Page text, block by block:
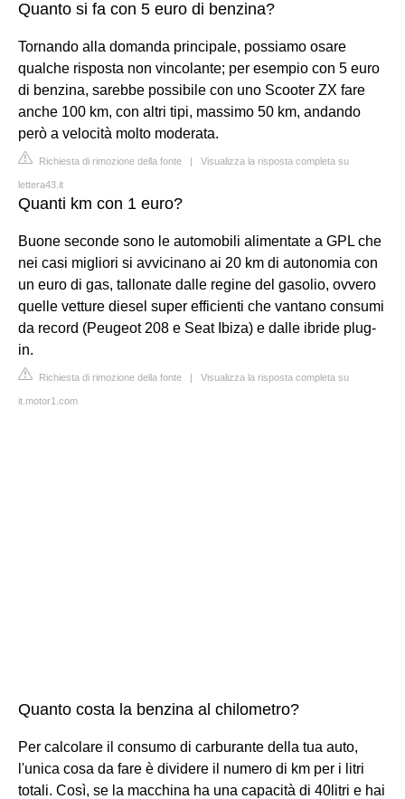
Quanto si fa con 5 euro di benzina?
Tornando alla domanda principale, possiamo osare
qualche risposta non vincolante; per esempio con 5 euro
di benzina, sarebbe possibile con uno Scooter ZX fare
anche 100 km, con altri tipi, massimo 50 km, andando
però a velocità molto moderata.
Richiesta di rimozione della fonte | Visualizza la risposta completa su
lettera43.it
Quanti km con 1 euro?
Buone seconde sono le automobili alimentate a GPL che
nei casi migliori si avvicinano ai 20 km di autonomia con
un euro di gas, tallonate dalle regine del gasolio, ovvero
quelle vetture diesel super efficienti che vantano consumi
da record (Peugeot 208 e Seat Ibiza) e dalle ibride plug-
in.
Richiesta di rimozione della fonte | Visualizza la risposta completa su
it.motor1.com
Quanto costa la benzina al chilometro?
Per calcolare il consumo di carburante della tua auto,
l'unica cosa da fare è dividere il numero di km per i litri
totali. Così, se la macchina ha una capacità di 40litri e hai